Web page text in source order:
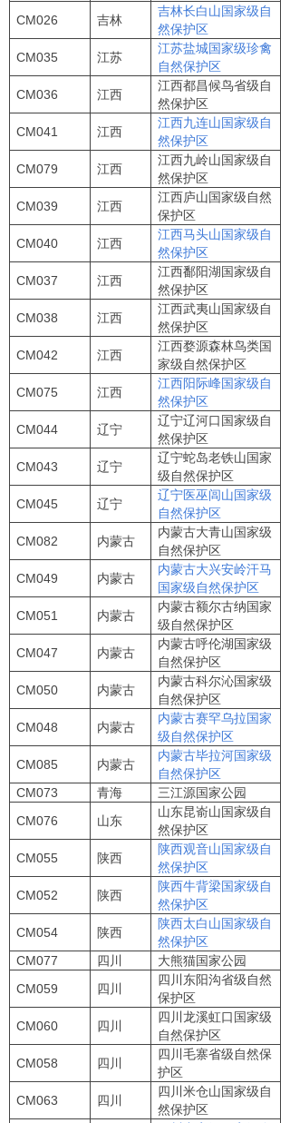
CM026
吉林
吉林长白山国家级自
然保护区
CM035
江苏
江苏盐城国家级珍禽
自然保护区
CM036
江西
江西都昌候鸟省级自
然保护区
CM041
江西
江西九连山国家级自
然保护区
CM079
江西
江西九岭山国家级自
然保护区
CM039
江西
江西庐山国家级自然
保护区
CM040
江西
江西马头山国家级自
然保护区
CM037
江西
江西鄱阳湖国家级自
然保护区
CM038
江西
江西武夷山国家级自
然保护区
CM042
江西
江西婺源森林鸟类国
家级自然保护区
CM075
江西
江西阳际峰国家级自
然保护区
CM044
辽宁
辽宁辽河口国家级自
然保护区
CM043
辽宁
辽宁蛇岛老铁山国家
级自然保护区
CM045
辽宁
辽宁医巫闾山国家级
自然保护区
CM082
内蒙古
内蒙古大青山国家级
自然保护区
CM049
内蒙古
内蒙古大兴安岭汗马
国家级自然保护区
CM051
内蒙古
内蒙古额尔古纳国家
级自然保护区
CM047
内蒙古
内蒙古呼伦湖国家级
自然保护区
CM050
内蒙古
内蒙古科尔沁国家级
自然保护区
CM048
内蒙古
内蒙古赛罕乌拉国家
级自然保护区
CM085
内蒙古
内蒙古毕拉河国家级
自然保护区
CM073
青海
三江源国家公园
CM076
山东
山东昆嵛山国家级自
然保护区
CM055
陕西
陕西观音山国家级自
然保护区
CM052
陕西
陕西牛背梁国家级自
然保护区
CM054
陕西
陕西太白山国家级自
然保护区
CM077
四川
大熊猫国家公园
CM059
四川
四川东阳沟省级自然
保护区
CM060
四川
四川龙溪虹口国家级
自然保护区
CM058
四川
四川毛寨省级自然保
护区
CM063
四川
四川米仓山国家级自
然保护区